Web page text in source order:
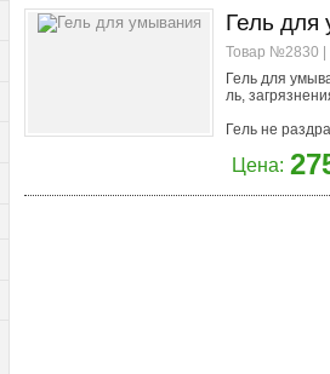
Гель для
Товар №2830 |
Гель для
ль,
Гель не
Цена: